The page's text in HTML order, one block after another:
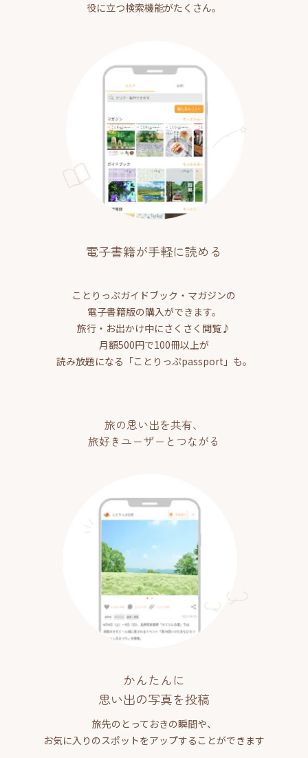
役に立つ検索機能がたくさん。
電子書籍が手軽に読める
ことりっぷガイドブック・マガジンの
電子書籍版の購入ができます。
旅行・お出かけ中にさくさく閲覧♪
月額500円で100冊以上が
読み放題になる「ことりっぷpassport」も。
旅の思い出を共有、
旅好きユーザーとつながる
かんたんに
思い出の写真を投稿
旅先のとっておきの瞬間や、
お気に入りのスポットをアップすることができます